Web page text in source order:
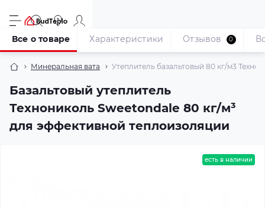
Минеральная вата Утеплитель базальтовый 80 кг/м3
Базальтовый утеплитель
Технониколь Sweetondale 80 кг/м³
для эффективной теплоизоляции
Все о товаре Характеристики Отзывов 0
есть в наличии